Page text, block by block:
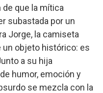
de que la mítica
subastada por un
Jorge, la camiseta
objeto histórico: es
a su hija
humor, emoción y
se mezcla con la